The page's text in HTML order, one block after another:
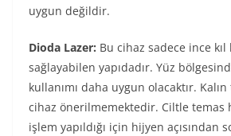
uygun değildir.
Dioda Lazer: Bu cihaz sadece ince
sağlayabilen yapıdadır. Yüz
kullanımı daha uygun olacaktır.
cihaz önerilmemektedir. Ciltle temas
işlem yapıldığı için hijyen açısından